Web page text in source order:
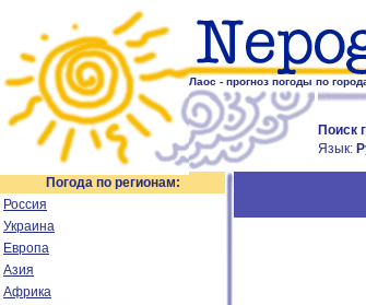
Лаос - прогноз погоды по
Поиск
Язык:
Погода по регионам:
Россия
Украина
Европа
Азия
Африка